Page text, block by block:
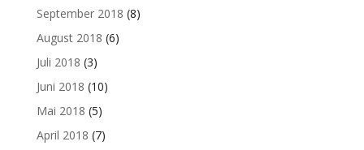
September 2018 (8)
August 2018 (6)
Juli 2018 (3)
Juni 2018 (10)
Mai 2018 (5)
April 2018 (7)